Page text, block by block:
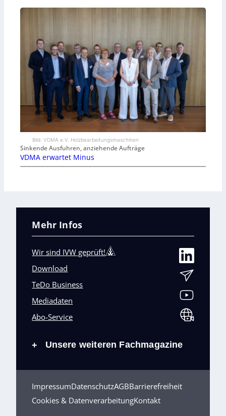
Bild: VDMA e.V. Holzbearbeitungsmaschinen
Sinkende Ausfuhren, anziehende Aufträge
VDMA erwartet Minus
Mehr Infos
Wir sind IVW geprüft!
Download
TeDo Business
Mediadaten
Abo-Service
+ Unsere weiteren Fachmagazine
ImpressumDatenschutzAGBBarrierefreiheit
Cookies & DatenverarbeitungKontakt